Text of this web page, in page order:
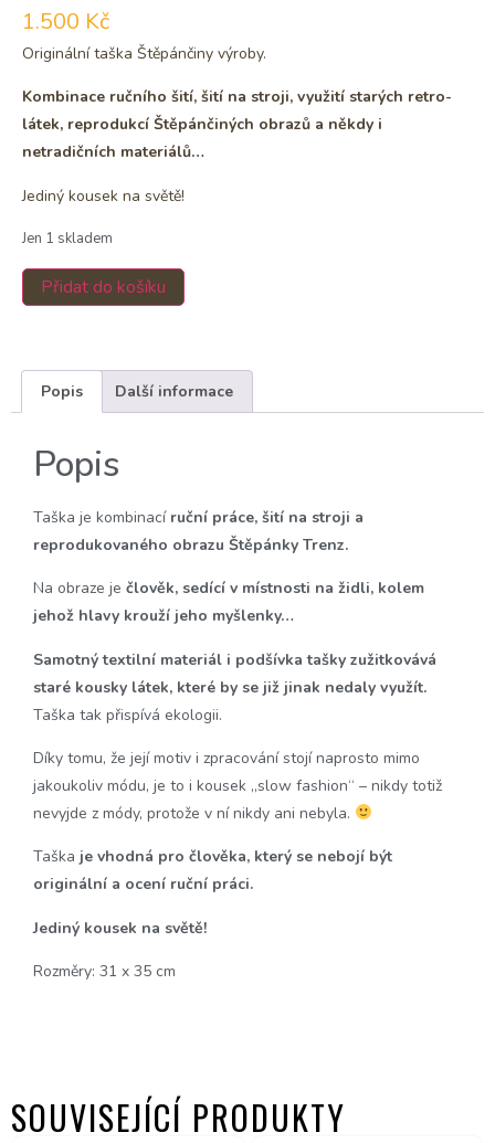
1.500 Kč
Originální taška Štěpánčiny výroby.
Kombinace ručního šití, šití na stroji, využití starých retro-
látek, reprodukcí Štěpánčiných obrazů a někdy i
netradičních materiálů…
Jediný kousek na světě!
Jen 1 skladem
Přidat do košíku
Popis Další informace
Popis
Taška je kombinací ruční práce, šití na stroji a
reprodukovaného obrazu Štěpánky Trenz.
Na obraze je člověk, sedící v místnosti na židli, kolem
jehož hlavy krouží jeho myšlenky…
Samotný textilní materiál i podšívka tašky zužitkovává
staré kousky látek, které by se již jinak nedaly využít.
Taška tak přispívá ekologii.
Díky tomu, že její motiv i zpracování stojí naprosto mimo
jakoukoliv módu, je to i kousek „slow fashion“ – nikdy totiž
nevyjde z módy, protože v ní nikdy ani nebyla.
Taška je vhodná pro člověka, který se nebojí být
originální a ocení ruční práci.
Jediný kousek na světě!
Rozměry: 31 x 35 cm
SOUVISEJÍCÍ PRODUKTY